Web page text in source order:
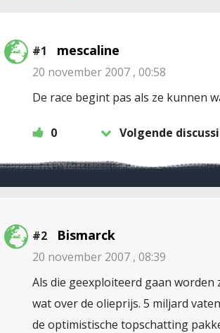
#1 mescaline
20 november 2007 , 00:58
De race begint pas als ze kunnen
0 Volgende
#2 Bismarck
20 november 2007 , 08:39
Als die geexploiteerd gaan worden
wat over de olieprijs. 5 miljard
de optimistische topschatting